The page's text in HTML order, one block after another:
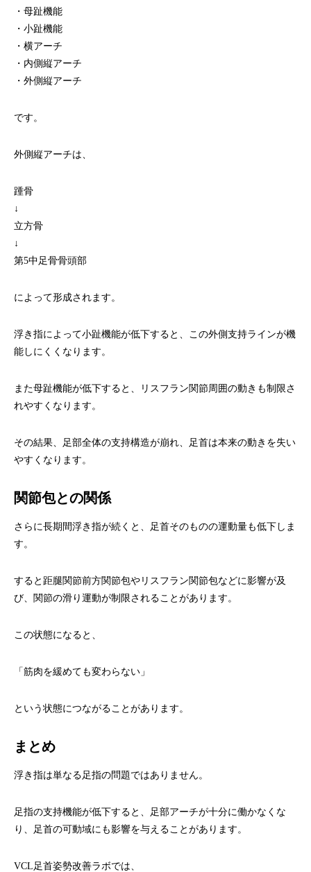
・母趾機能
・小趾機能
・横アーチ
・内側縦アーチ
・外側縦アーチ
です。
外側縦アーチは、
踵骨
↓
立方骨
↓
第5中足骨骨頭部
によって形成されます。
浮き指によって小趾機能が低下すると、この外側支持ラインが機
能しにくくなります。
また母趾機能が低下すると、リスフラン関節周囲の動きも制限さ
れやすくなります。
その結果、足部全体の支持構造が崩れ、足首は本来の動きを失い
やすくなります。
関節包との関係
さらに長期間浮き指が続くと、足首そのものの運動量も低下しま
す。
すると距腿関節前方関節包やリスフラン関節包などに影響が及
び、関節の滑り運動が制限されることがあります。
この状態になると、
「筋肉を緩めても変わらない」
という状態につながることがあります。
まとめ
浮き指は単なる足指の問題ではありません。
足指の支持機能が低下すると、足部アーチが十分に働かなくな
り、足首の可動域にも影響を与えることがあります。
VCL足首姿勢改善ラボでは、